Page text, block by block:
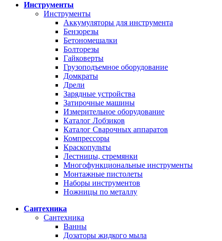
Инструменты
Инструменты
Аккумуляторы для инструмента
Бензорезы
Бетономешалки
Болторезы
Гайковерты
Грузоподъемное оборудование
Домкраты
Дрели
Зарядные устройства
Затирочные машины
Измерительное оборудование
Каталог Лобзиков
Каталог Сварочных аппаратов
Компрессоры
Краскопульты
Лестницы, стремянки
Многофункциональные инструменты
Монтажные пистолеты
Наборы инструментов
Ножницы по металлу
Сантехника
Сантехника
Ванны
Дозаторы жидкого мыла